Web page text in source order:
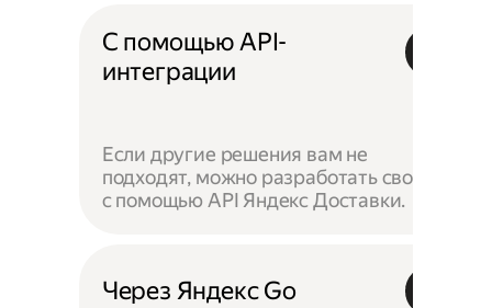
С помощью API-
интеграции
Если другие решения вам не
подходят, можно разработать своё —
с помощью API Яндекс Доставки.
Через Яндекс Go